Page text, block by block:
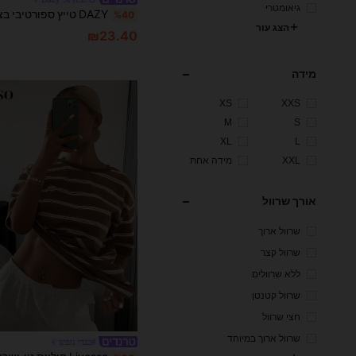
גיאומטרי
הצג עור
מידה
XXS
XS
S
M
L
XL
XXL
מידה אחת
אורך שרוול
שרוול ארוך
שרוול קצר
ללא שרוולים
שרוול קטנטן
חצי שרוול
שרוול ארוך במיוחד
%40
₪23.40